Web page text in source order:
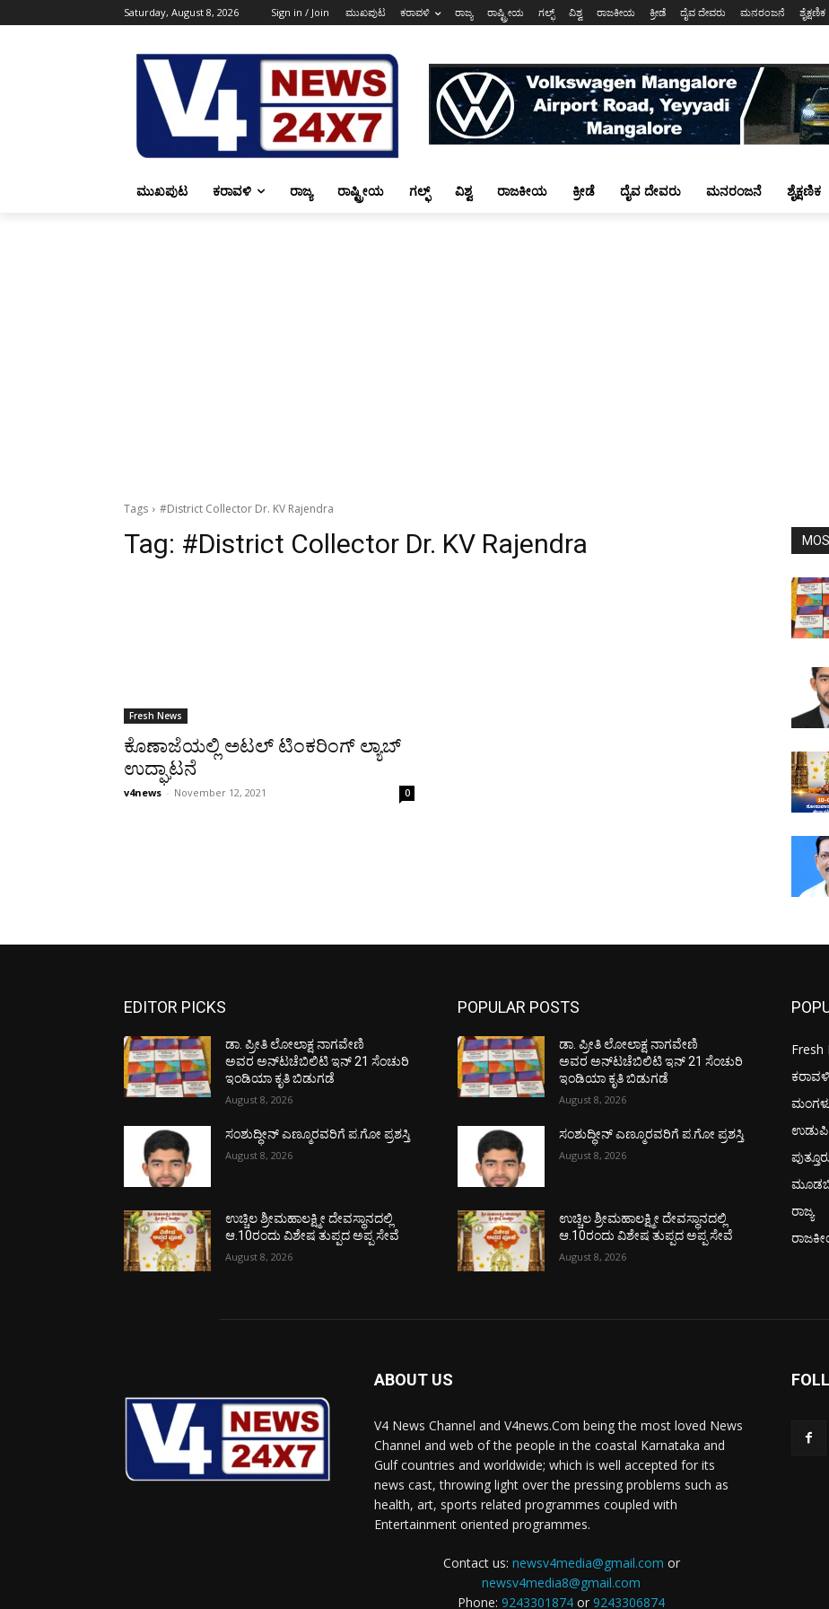
Saturday, August 8, 2026 Sign in / Join ಮುಖಪುಟ ಕರಾವಳಿ ರಾಜ್ಯ ರಾಷ್ಟ್ರೀಯ ಗಲ್ಫ್ ವಿಶ್ವ ರಾಜಕೀಯ ಕ್ರೀಡೆ ದೈವ ದೇವರು ಮನರಂಜನೆ ಶೈಕ್ಷಣಿಕ
ಮುಖಪುಟ ಕರಾವಳಿ ರಾಜ್ಯ ರಾಷ್ಟ್ರೀಯ ಗಲ್ಫ್ ವಿಶ್ವ ರಾಜಕೀಯ ಕ್ರೀಡೆ ದೈವ ದೇವರು ಮನರಂಜನೆ ಶೈಕ್ಷಣಿಕ
Tags #District Collector Dr. KV Rajendra
Tag: #District Collector Dr. KV Rajendra
Fresh News
ಕೊಣಾಜೆಯಲ್ಲಿ ಅಟಲ್ ಟಿಂಕರಿಂಗ್ ಲ್ಯಾಬ್
ಉದ್ಘಾಟನೆ
v4news - November 12, 2021 0
EDITOR PICKS
ಡಾ. ಪ್ರೀತಿ ಲೋಲಾಕ್ಷ ನಾಗವೇಣಿ
ಅವರ ಅನ್‌ಟಚೆಬಿಲಿಟಿ ಇನ್ 21 ಸೆಂಚುರಿ
ಇಂಡಿಯಾ ಕೃತಿ ಬಿಡುಗಡೆ
August 8, 2026
ಸಂಶುದ್ಧೀನ್ ಎಣ್ಮೂರವರಿಗೆ ಪ.ಗೋ ಪ್ರಶಸ್ತಿ
August 8, 2026
ಉಚ್ಚಿಲ ಶ್ರೀಮಹಾಲಕ್ಷ್ಮೀ ದೇವಸ್ಥಾನದಲ್ಲಿ
ಆ.10ರಂದು ವಿಶೇಷ ತುಪ್ಪದ ಅಪ್ಪ ಸೇವೆ
August 8, 2026
POPULAR POSTS
ಡಾ. ಪ್ರೀತಿ ಲೋಲಾಕ್ಷ ನಾಗವೇಣಿ
ಅವರ ಅನ್‌ಟಚೆಬಿಲಿಟಿ ಇನ್ 21 ಸೆಂಚುರಿ
ಇಂಡಿಯಾ ಕೃತಿ ಬಿಡುಗಡೆ
August 8, 2026
ಸಂಶುದ್ಧೀನ್ ಎಣ್ಮೂರವರಿಗೆ ಪ.ಗೋ ಪ್ರಶಸ್ತಿ
August 8, 2026
ಉಚ್ಚಿಲ ಶ್ರೀಮಹಾಲಕ್ಷ್ಮೀ ದೇವಸ್ಥಾನದಲ್ಲಿ
ಆ.10ರಂದು ವಿಶೇಷ ತುಪ್ಪದ ಅಪ್ಪ ಸೇವೆ
August 8, 2026
Fresh
ಕರಾವಳಿ
ಉಡುಪಿ
ರಾಜ್ಯ
ABOUT US
V4 News Channel and V4news.Com being the most loved News
Channel and web of the people in the coastal Karnataka and
Gulf countries and worldwide; which is well accepted for its
news cast, throwing light over the pressing problems such as
health, art, sports related programmes coupled with
Entertainment oriented programmes.
Contact us: newsv4media@gmail.com or
newsv4media8@gmail.com
Phone: 9243301874 or 9243306874